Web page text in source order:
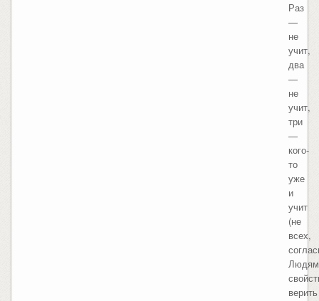
Раз
—
не
учит,
два
—
не
учит,
три
—
кого-
то
уже
и
учит
(не
всех,
Людям
верить